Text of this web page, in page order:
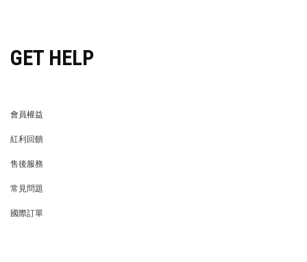
GET HELP
會員權益
紅利回饋
售後服務
常見問題
國際訂單